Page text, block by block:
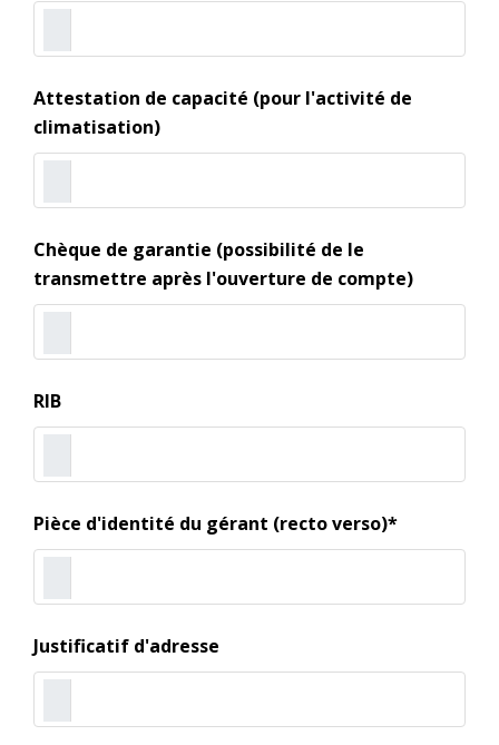
Attestation de capacité (pour l'activité de
climatisation)
Chèque de garantie (possibilité de le
transmettre après l'ouverture de compte)
RIB
Pièce d'identité du gérant (recto verso)*
Justificatif d'adresse